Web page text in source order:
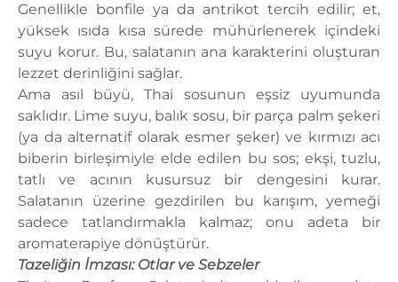
Genellikle bonfile ya da antrikot tercih edilir; et,
yüksek ısıda kısa sürede mühürlenerek içindeki
suyu korur. Bu, salatanın ana karakterini oluşturan
lezzet derinliğini sağlar.
Ama asıl büyü, Thai sosunun eşsiz uyumunda
saklıdır. Lime suyu, balık sosu, bir parça palm şekeri
(ya da alternatif olarak esmer şeker) ve kırmızı acı
biberin birleşimiyle elde edilen bu sos; ekşi, tuzlu,
tatlı ve acının kusursuz bir dengesini kurar.
Salatanın üzerine gezdirilen bu karışım, yemeği
sadece tatlandırmakla kalmaz; onu adeta bir
aromaterapiye dönüştürür.
Tazeliğin İmzası: Otlar ve Sebzeler